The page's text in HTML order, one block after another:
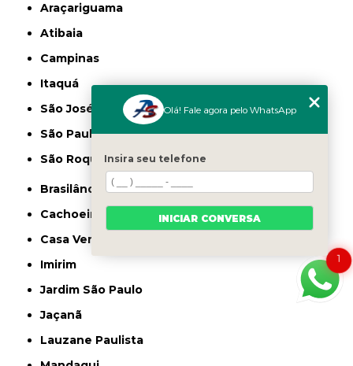
Araçariguama
Atibaia
Campinas
Itaquá
São José dos Campos
São Paulo
São Roque
Brasilândia
Cachoeirinha
Casa Verde
Imirim
Jardim São Paulo
Jaçanã
Lauzane Paulista
1
Olá! Fale agora pelo WhatsApp
Insira seu telefone
INICIAR CONVERSA